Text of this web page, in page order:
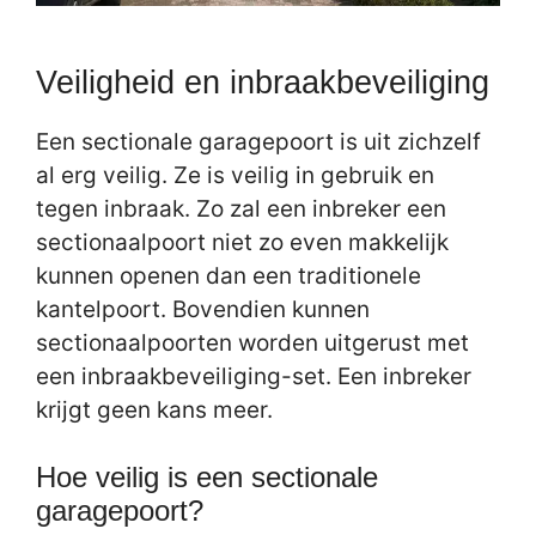
Veiligheid en inbraakbeveiliging
Een sectionale garagepoort is uit zichzelf
al erg veilig. Ze is veilig in gebruik en
tegen inbraak. Zo zal een inbreker een
sectionaalpoort niet zo even makkelijk
kunnen openen dan een traditionele
kantelpoort. Bovendien kunnen
sectionaalpoorten worden uitgerust met
een inbraakbeveiliging-set. Een inbreker
krijgt geen kans meer.
Hoe veilig is een sectionale
garagepoort?